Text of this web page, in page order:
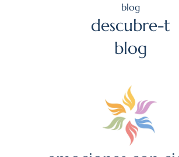
blog
descubre-t
blog